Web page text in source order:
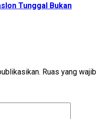
Tunggal Bukan
Ruas yang wajib